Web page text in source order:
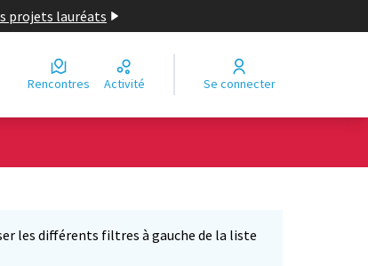
projets lauréats
Rencontres Activité Se connecter
les différents filtres à gauche de la liste